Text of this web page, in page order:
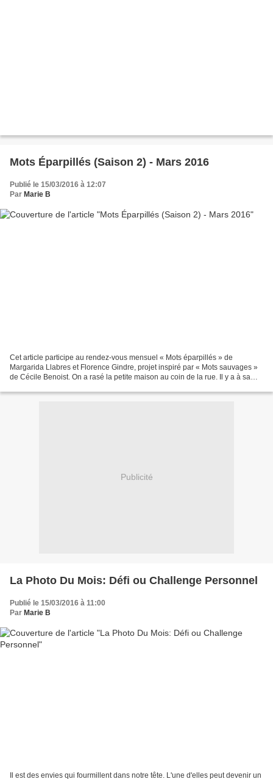
Mots Éparpillés (Saison 2) - Mars 2016
Publié le 15/03/2016 à 12:07
Par Marie B
Cet article participe au rendez-vous mensuel « Mots éparpillés » de
Margarida Llabres et Florence Gindre, projet inspiré par « Mots sauvages »
de Cécile Benoist. On a rasé la petite maison au coin de la rue. Il y a à sa
Publicité
La Photo Du Mois: Défi ou Challenge Personnel
Publié le 15/03/2016 à 11:00
Par Marie B
Il est des envies qui fourmillent dans notre tête. L'une d'elles peut devenir un